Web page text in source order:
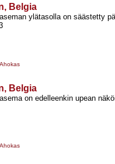
Belgia
ylätasolla on säästetty
Belgia
on edelleenkin upean